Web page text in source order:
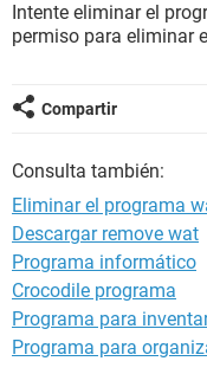
Intente eliminar el
permiso para eliminar
Compartir
Consulta también:
Eliminar el programa
Descargar remove wat
Programa informático
Crocodile programa
Programa para
Programa para